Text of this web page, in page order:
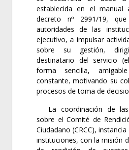
establecida en el manual
decreto nº 2991/19,
autoridades de las
ejecutivo, a impulsar
sobre su gestión,
destinatario del servicio
forma sencilla,
constante, motivando su
procesos de toma de
La coordinación de
sobre el Comité de
Ciudadano (CRCC),
instituciones, con la misión